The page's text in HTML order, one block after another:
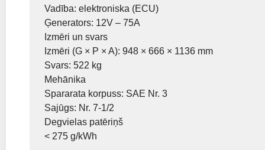
Vadība: elektroniska (ECU)
Ģenerators: 12V – 75A
Izmēri un svars
Izmēri (G × P × A): 948 × 666 × 1136 mm
Svars: 522 kg
Mehānika
Spararata korpuss: SAE Nr. 3
Sajūgs: Nr. 7-1/2
Degvielas patēriņš
< 275 g/kWh